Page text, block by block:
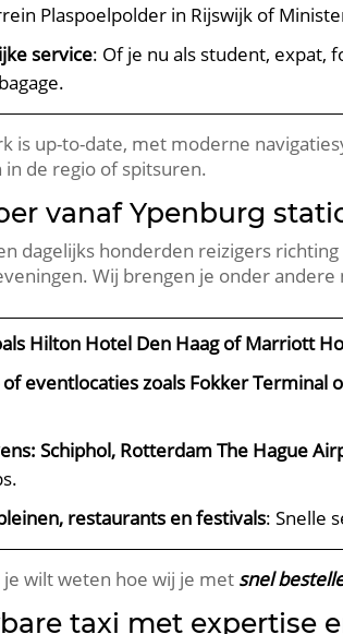
Plaspoelpolder in Rijswijk of
service: Of je nu als student, expat,
is up-to-date, met moderne
de regio of spitsuren.
vanaf Ypenburg
dagelijks honderden reizigers
Wij brengen je onder andere
Hilton Hotel Den Haag of Marriott
of eventlocaties zoals Fokker Terminal
Schiphol, Rotterdam The Hague
restaurants en festivals: Snelle
je wilt weten hoe wij je met snel
taxi met expertise